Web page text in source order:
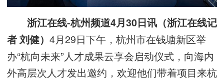
浙江在线-杭州频道4月30日讯（浙江在线记
者 刘健） 4月29日下午，杭州市在钱塘新区举
办“杭向未来”人才成果云享会启动仪式，向海内
外高层次人才发出邀约，欢迎他们带着项目来杭